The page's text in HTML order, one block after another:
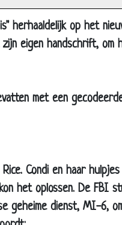
herhaaldelijk op het
eigen handschrift,
met een
Condi en haar
het oplossen. De FBI
dienst, MI-6,